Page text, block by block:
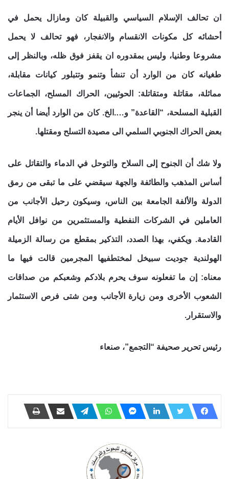
ان تحالف الإسلام السياسي والقبيلة كان ومازال يحمل في
أحشائه كل مكونات الانقسام والانفجار، فهو تحالف لا يحمل
مشروعا وطنيا، وليس بمقدوره ان يقفز فوق ظله، وبالنظر إلى
طغيانه كان من الوارد أن تنشأ وتنمو وتتبلور كيانات مقابلة،
مماثلة، مقاتلة ومتقاتلة: الحوثيين، الحراك المسلح، الجماعات
القبلية المسلحة، “القاعدة” و….الخ. كان من الوارد أيضا أن ينجر
بعض الحراك الجنوبي السلمي الى مصيدة التسلح ومقتلها.
ولا شك أن الجنوح إلى السلاح والتوحل في الدماء والتقاتل على
أساس المذهب والطائفة والجهة سيقضي على ما تبقى من رمق
الدولة والألفة الجامعة بين الناس، وسيكون رحيل الأجانب من
العاملين في الشركات النفطية والمستثمرين من نوافل الأيام
القادمة. ويكفي، بهذا الصدد، التذكير بمقطع من رسالة الزميلة
الهولندية جوديت سبيخل لمختطفيها المجرمين قالت فيها ما
معناه: إن ما تفعلونه سوف يحرم بلادكم وشعبكم من صداقات
الشعوب الأخرى ومن زيارة الأجانب ومن شتى فرص الاستثمار
والاستقرار.
رئيس تحرير صحيفة “التجمع”، صنعاء